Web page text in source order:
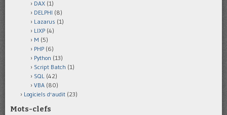
DAX (1)
DELPHI (8)
Lazarus (1)
LIXP (4)
M (5)
PHP (6)
Python (13)
Script Batch (1)
SQL (42)
VBA (80)
Logiciels d'audit (23)
Mots-clefs